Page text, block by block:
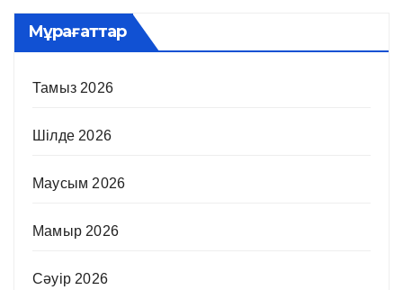
Мұрағаттар
Тамыз 2026
Шілде 2026
Маусым 2026
Мамыр 2026
Сәуір 2026